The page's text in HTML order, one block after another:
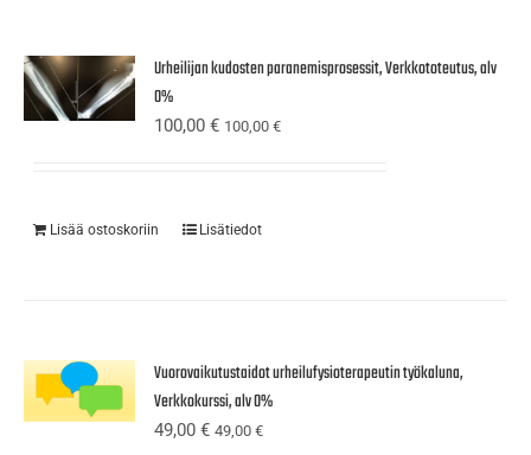
Urheilijan kudosten paranemisprosessit, Verkkototeutus, alv
0%
100,00€ 100,00€
Lisää ostoskoriin Lisätiedot
Vuorovaikutustaidot urheilufysioterapeutin työkaluna,
Verkkokurssi, alv 0%
49,00€ 49,00€